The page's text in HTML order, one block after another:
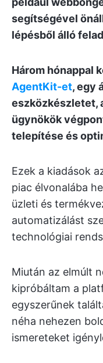
segítségével
lépésből álló
Három hónappal
AgentKit-et, egy
eszközkészletet,
ügynökök
telepítése és
Ezek a kiadások
piac élvonalába
üzleti és
automatizálást
technológiai
Miután az elmúlt
kipróbáltam a
egyszerűnek
néha nehezen
ismereteket